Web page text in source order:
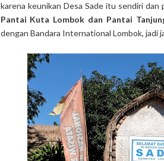
karena keunikan Desa Sade itu sendiri dan
Pantai Kuta Lombok dan Pantai
dengan Bandara International Lombok, jadi